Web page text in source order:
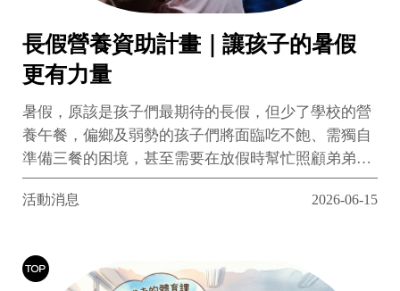
長假營養資助計畫｜讓孩子的暑假
更有力量
暑假，原該是孩子們最期待的長假，但少了學校的營
養午餐，偏鄉及弱勢的孩子們將面臨吃不飽、需獨自
準備三餐的困境，甚至需要在放假時幫忙照顧弟弟妹
妹。吃不飽、忙家計不該是孩子的假期寫照……
活動消息 2026-06-15